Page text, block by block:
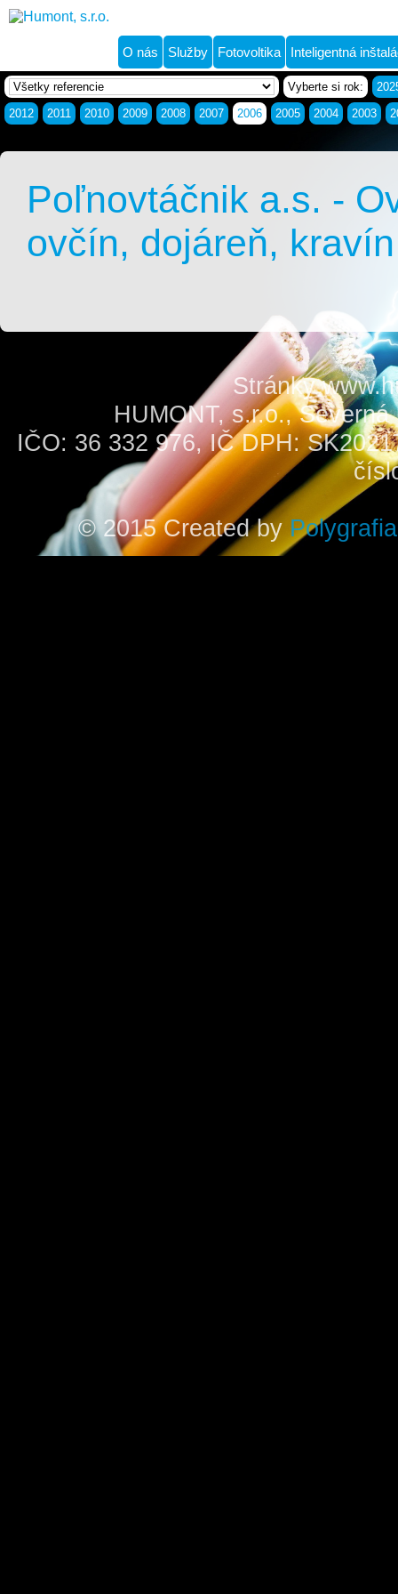
O nás Služby Fotovoltika Inteligentná
Vyberte si rok:
2012
2011 2010 2009 2008 2007 2006 2005 2004 2003
Poľnovtáčnik a.s. -
ovčín, dojáreň,
Stránky
HUMONT, s.r.o.,
IČO: 36 332 976, IČ DPH:
© 2015 Created by